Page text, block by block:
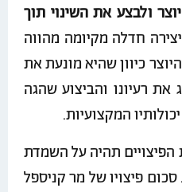
ולבצע את השינוי תוך
חדלה מקיומה מהווה
כיוון שהיא מונעת את
רעיונו והביצוע שהגה
המקצועיות.
תהיה על השמדת
פיצויו של מר קניספל